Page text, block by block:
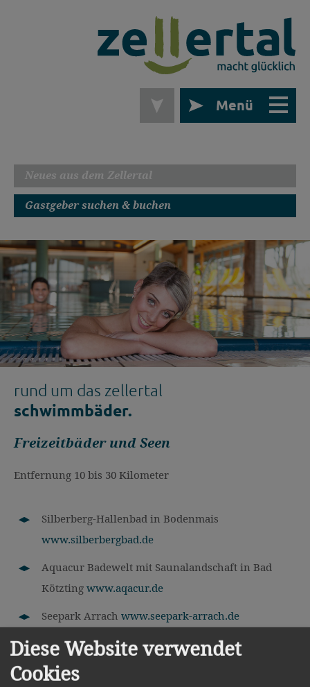
Menü
Neues aus dem Zellertal
Gastgeber suchen & buchen
rund um das zellertal
schwimmbäder.
Freizeitbäder und Seen
Entfernung 10 bis 30 Kilometer
Silberberg-Hallenbad in Bodenmais
www.silberbergbad.de
Aquacur Badewelt mit Saunalandschaft in Bad
Kötzting www.aqacur.de
Seepark Arrach www.seepark-arrach.de
Osserbad in Lamwww.osserbad.de
Zwieseler Erholungsbad mit Bayerwald-Sauna
Diese Website verwendet
Cookies